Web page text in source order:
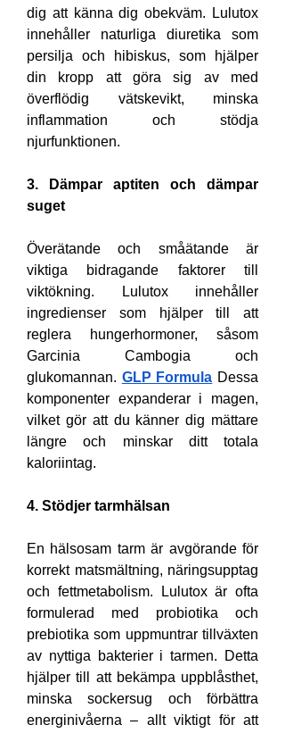
dig att känna dig obekväm. Lulutox
innehåller naturliga diuretika som
persilja och hibiskus, som hjälper
din kropp att göra sig av med
överflödig vätskevikt, minska
inflammation och stödja
njurfunktionen.
3. Dämpar aptiten och dämpar
suget
Överätande och småätande är
viktiga bidragande faktorer till
viktökning. Lulutox innehåller
ingredienser som hjälper till att
reglera hungerhormoner, såsom
Garcinia Cambogia och
glukomannan. GLP Formula Dessa
komponenter expanderar i magen,
vilket gör att du känner dig mättare
längre och minskar ditt totala
kaloriintag.
4. Stödjer tarmhälsan
En hälsosam tarm är avgörande för
korrekt matsmältning, näringsupptag
och fettmetabolism. Lulutox är ofta
formulerad med probiotika och
prebiotika som uppmuntrar tillväxten
av nyttiga bakterier i tarmen. Detta
hjälper till att bekämpa uppblåsthet,
minska sockersug och förbättra
energinivåerna – allt viktigt för att